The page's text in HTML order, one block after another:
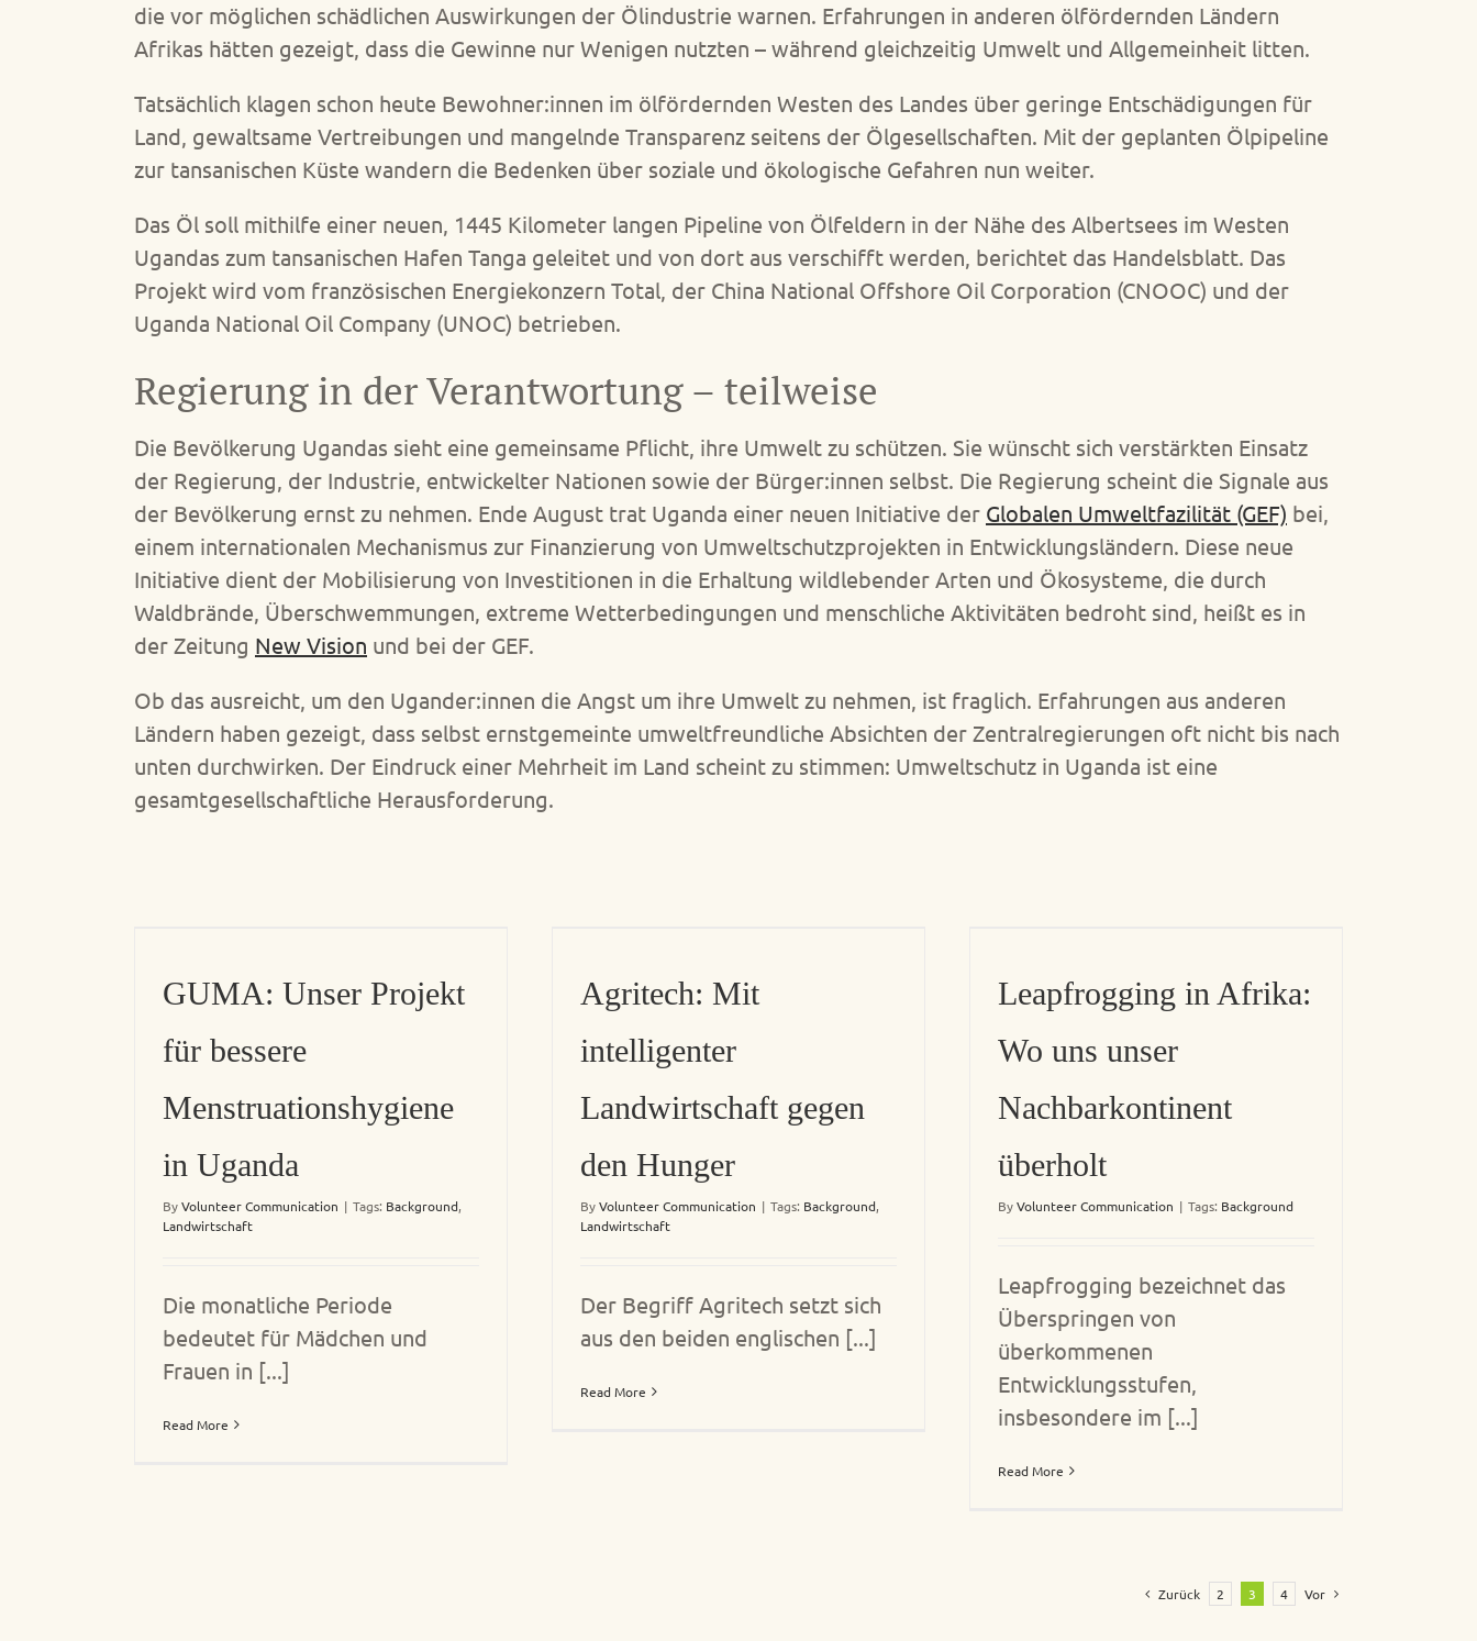
die vor möglichen schädlichen Auswirkungen der Ölindustrie warnen. Erfahrungen in anderen ölfördernden Ländern
Afrikas hätten gezeigt, dass die Gewinne nur Wenigen nutzten – während gleichzeitig Umwelt und Allgemeinheit litten.
Tatsächlich klagen schon heute Bewohner:innen im ölfördernden Westen des Landes über geringe Entschädigungen für
Land, gewaltsame Vertreibungen und mangelnde Transparenz seitens der Ölgesellschaften. Mit der geplanten Ölpipeline
zur tansanischen Küste wandern die Bedenken über soziale und ökologische Gefahren nun weiter.
Das Öl soll mithilfe einer neuen, 1445 Kilometer langen Pipeline von Ölfeldern in der Nähe des Albertsees im Westen
Ugandas zum tansanischen Hafen Tanga geleitet und von dort aus verschifft werden, berichtet das Handelsblatt. Das
Projekt wird vom französischen Energiekonzern Total, der China National Offshore Oil Corporation (CNOOC) und der
Uganda National Oil Company (UNOC) betrieben.
Regierung in der Verantwortung – teilweise
Die Bevölkerung Ugandas sieht eine gemeinsame Pflicht, ihre Umwelt zu schützen. Sie wünscht sich verstärkten Einsatz
der Regierung, der Industrie, entwickelter Nationen sowie der Bürger:innen selbst. Die Regierung scheint die Signale aus
der Bevölkerung ernst zu nehmen. Ende August trat Uganda einer neuen Initiative der Globalen Umweltfazilität (GEF) bei,
einem internationalen Mechanismus zur Finanzierung von Umweltschutzprojekten in Entwicklungsländern. Diese neue
Initiative dient der Mobilisierung von Investitionen in die Erhaltung wildlebender Arten und Ökosysteme, die durch
Waldbrände, Überschwemmungen, extreme Wetterbedingungen und menschliche Aktivitäten bedroht sind, heißt es in
der Zeitung New Vision und bei der GEF.
Ob das ausreicht, um den Ugander:innen die Angst um ihre Umwelt zu nehmen, ist fraglich. Erfahrungen aus anderen
Ländern haben gezeigt, dass selbst ernstgemeinte umweltfreundliche Absichten der Zentralregierungen oft nicht bis nach
unten durchwirken. Der Eindruck einer Mehrheit im Land scheint zu stimmen: Umweltschutz in Uganda ist eine
gesamtgesellschaftliche Herausforderung.
GUMA: Unser Projekt
für bessere
Menstruationshygiene
in Uganda
ByVolunteer Communication | Tags: Background,
Landwirtschaft
Die monatliche Periode
bedeutet für Mädchen und
Frauen in [...]
Read More
Agritech: Mit
intelligenter
Landwirtschaft gegen
den Hunger
ByVolunteer Communication | Tags: Background,
Landwirtschaft
Der Begriff Agritech setzt sich
aus den beiden englischen [...]
Read More
Leapfrogging in Afrika:
Wo uns unser
Nachbarkontinent
überholt
ByVolunteer Communication | Tags: Background
Leapfrogging bezeichnet das
Überspringen von
überkommenen
Entwicklungsstufen,
insbesondere im [...]
Read More
Zurück 2 3 4 Vor